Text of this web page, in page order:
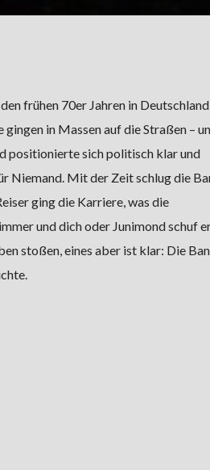
frühen 70er Jahren in
in Massen auf die Straßen –
positionierte sich politisch klar und
Niemand. Mit der Zeit schlug die
ging die Karriere, was die
und dich oder Junimond schuf
stoßen, eines aber ist klar: Die